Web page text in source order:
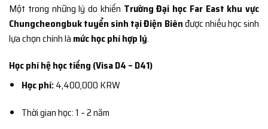
Một trong những lý do khiến Trường Đại học Far East khu vực
Chungcheongbuk tuyển sinh tại Điện Biênđược nhiều học sinh
lựa chọn chính là mức học phí hợp lý.
Học phí hệ học tiếng (Visa D4 – D41)
Học phí:4,400,000 KRW
Thời gian học: 1 – 2 năm